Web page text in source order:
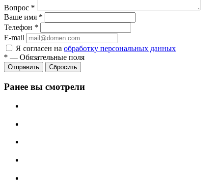
Вопрос *
Ваше имя *
Телефон *
E-mail
Я согласен на обработку персональных данных
* — Обязательные поля
Сбросить
Ранее вы смотрели